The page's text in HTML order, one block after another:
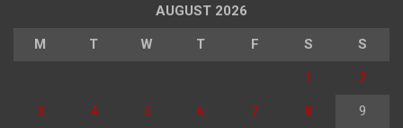
AUGUST 2026
M T W T F S S
1 2
3 4 5 6 7 8 9